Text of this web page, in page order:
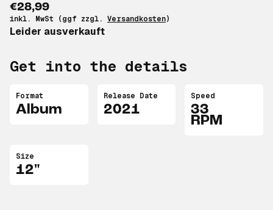
€28,99
inkl. MwSt (ggf zzgl. Versandkosten)
Leider ausverkauft
Get into the details
Format
Album
Release Date
2021
Speed
33
RPM
Size
12"